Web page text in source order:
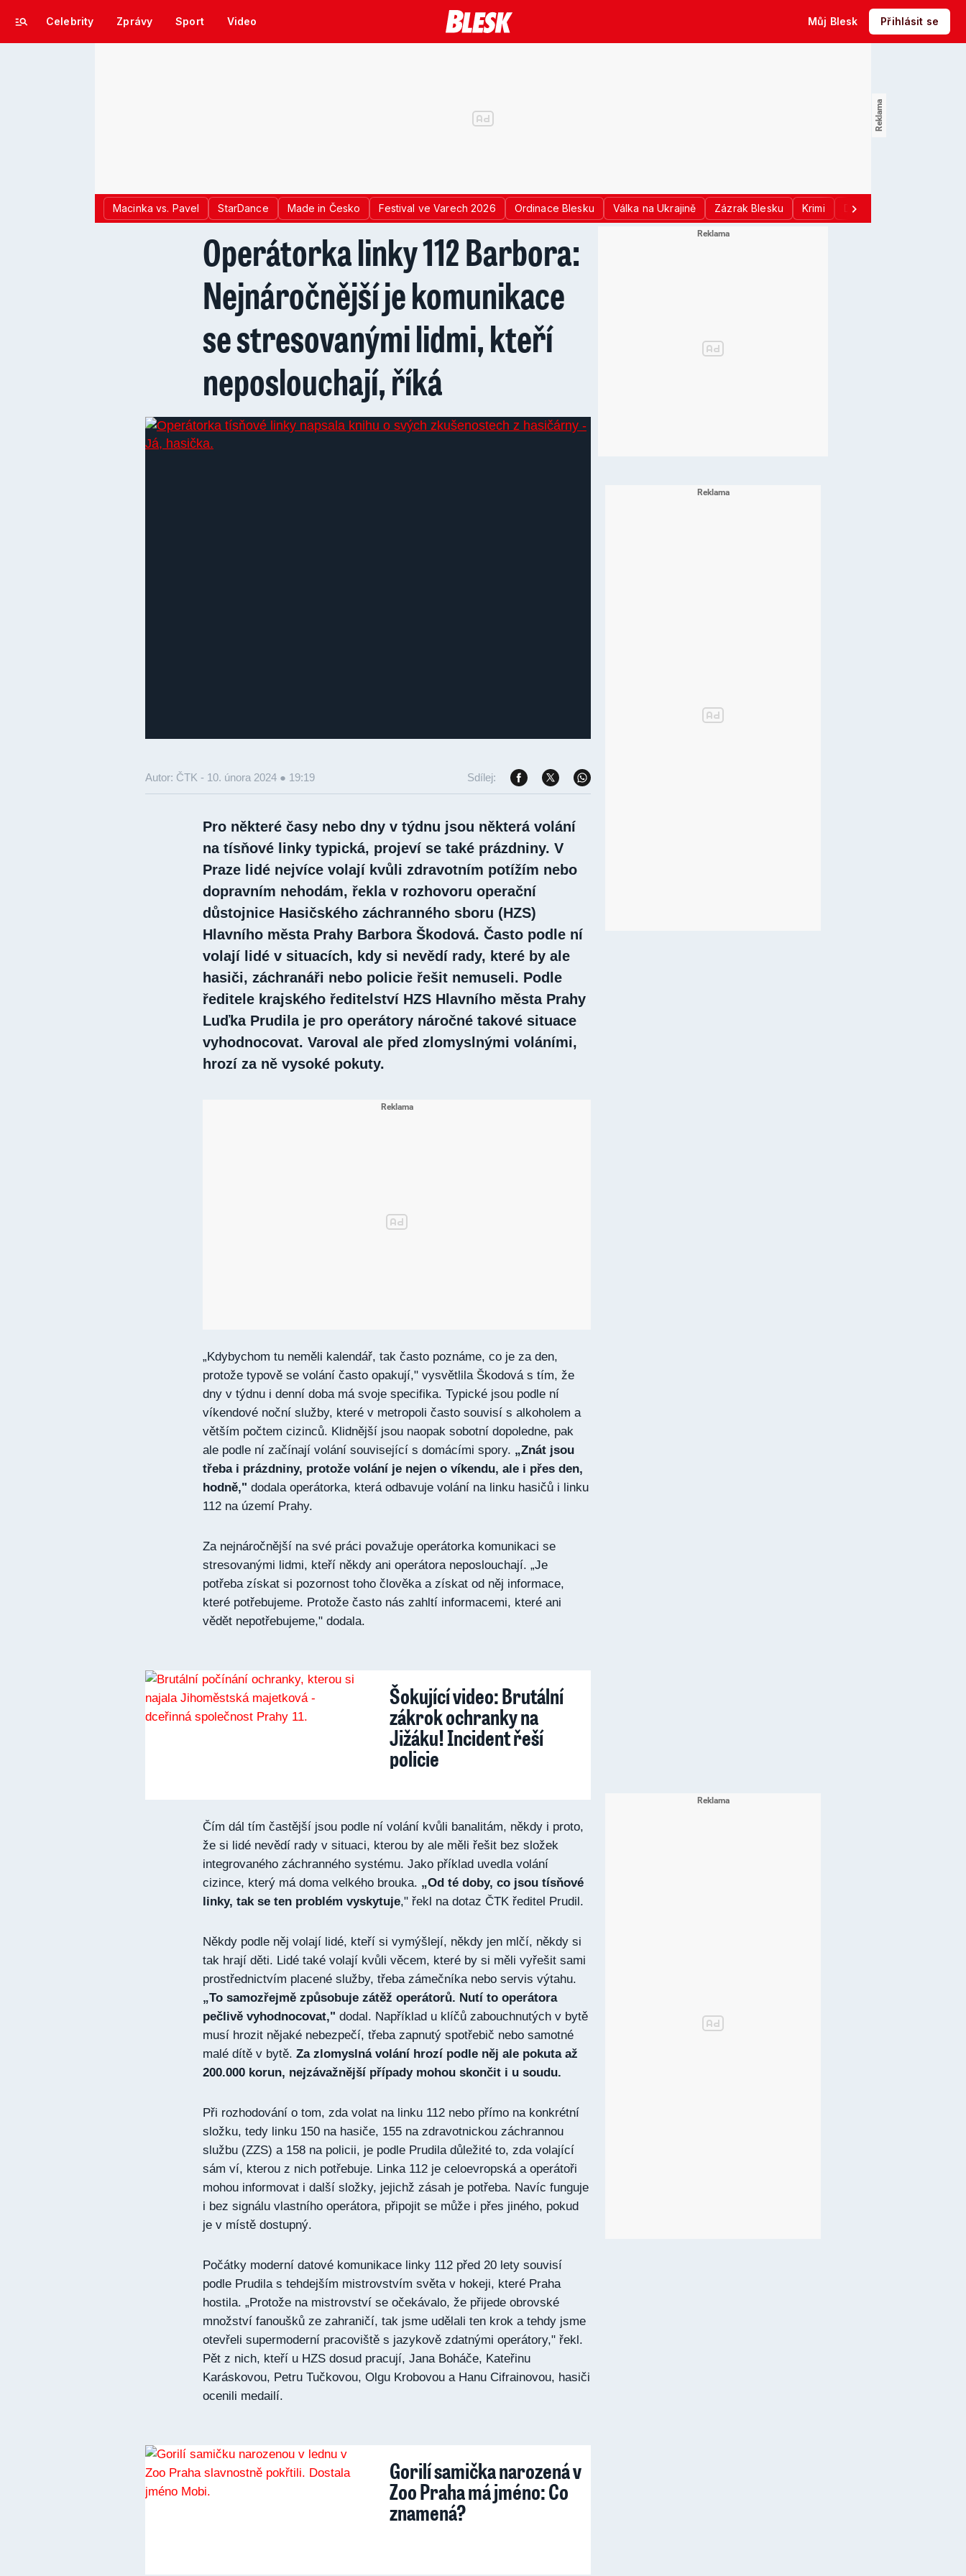
Celebrity Zprávy Sport Video Můj Blesk Přihlásit se
Macinka vs. Pavel StarDance Made in Česko Festival ve Varech 2026 Ordinace Blesku Válka na Ukrajině Zázrak Blesku Krimi Donald Trump
Operátorka linky 112 Barbora:
Nejnáročnější je komunikace
se stresovanými lidmi, kteří
neposlouchají, říká
Autor: ČTK - 10. února 2024 ● 19:19 Sdílej:
Pro některé časy nebo dny v týdnu jsou některá volání
na tísňové linky typická, projeví se také prázdniny. V
Praze lidé nejvíce volají kvůli zdravotním potížím nebo
dopravním nehodám, řekla v rozhovoru operační
důstojnice Hasičského záchranného sboru (HZS)
Hlavního města Prahy Barbora Škodová. Často podle ní
volají lidé v situacích, kdy si nevědí rady, které by ale
hasiči, záchranáři nebo policie řešit nemuseli. Podle
ředitele krajského ředitelství HZS Hlavního města Prahy
Luďka Prudila je pro operátory náročné takové situace
vyhodnocovat. Varoval ale před zlomyslnými voláními,
hrozí za ně vysoké pokuty.
„Kdybychom tu neměli kalendář, tak často poznáme, co je za den,
protože typově se volání často opakují," vysvětlila Škodová s tím, že
dny v týdnu i denní doba má svoje specifika. Typické jsou podle ní
víkendové noční služby, které v metropoli často souvisí s alkoholem a
větším počtem cizinců. Klidnější jsou naopak sobotní dopoledne, pak
ale podle ní začínají volání související s domácími spory. „Znát jsou
třeba i prázdniny, protože volání je nejen o víkendu, ale i přes den,
hodně," dodala operátorka, která odbavuje volání na linku hasičů i linku
112 na území Prahy.
Za nejnáročnější na své práci považuje operátorka komunikaci se
stresovanými lidmi, kteří někdy ani operátora neposlouchají. „Je
potřeba získat si pozornost toho člověka a získat od něj informace,
které potřebujeme. Protože často nás zahltí informacemi, které ani
vědět nepotřebujeme," dodala.
Šokující video: Brutální
zákrok ochranky na
Jižáku! Incident řeší
policie
Čím dál tím častější jsou podle ní volání kvůli banalitám, někdy i proto,
že si lidé nevědí rady v situaci, kterou by ale měli řešit bez složek
integrovaného záchranného systému. Jako příklad uvedla volání
cizince, který má doma velkého brouka. „Od té doby, co jsou tísňové
linky, tak se ten problém vyskytuje," řekl na dotaz ČTK ředitel Prudil.
Někdy podle něj volají lidé, kteří si vymýšlejí, někdy jen mlčí, někdy si
tak hrají děti. Lidé také volají kvůli věcem, které by si měli vyřešit sami
prostřednictvím placené služby, třeba zámečníka nebo servis výtahu.
„To samozřejmě způsobuje zátěž operátorů. Nutí to operátora
pečlivě vyhodnocovat," dodal. Například u klíčů zabouchnutých v bytě
musí hrozit nějaké nebezpečí, třeba zapnutý spotřebič nebo samotné
malé dítě v bytě. Za zlomyslná volání hrozí podle něj ale pokuta až
200.000 korun, nejzávažnější případy mohou skončit i u soudu.
Při rozhodování o tom, zda volat na linku 112 nebo přímo na konkrétní
složku, tedy linku 150 na hasiče, 155 na zdravotnickou záchrannou
službu (ZZS) a 158 na policii, je podle Prudila důležité to, zda volající
sám ví, kterou z nich potřebuje. Linka 112 je celoevropská a operátoři
mohou informovat i další složky, jejichž zásah je potřeba. Navíc funguje
i bez signálu vlastního operátora, připojit se může i přes jiného, pokud
je v místě dostupný.
Počátky moderní datové komunikace linky 112 před 20 lety souvisí
podle Prudila s tehdejším mistrovstvím světa v hokeji, které Praha
hostila. „Protože na mistrovství se očekávalo, že přijede obrovské
množství fanoušků ze zahraničí, tak jsme udělali ten krok a tehdy jsme
otevřeli supermoderní pracoviště s jazykově zdatnými operátory," řekl.
Pět z nich, kteří u HZS dosud pracují, Jana Boháče, Kateřinu
Karáskovou, Petru Tučkovou, Olgu Krobovou a Hanu Cifrainovou, hasiči
ocenili medailí.
Gorilí samička narozená v
Zoo Praha má jméno: Co
znamená?